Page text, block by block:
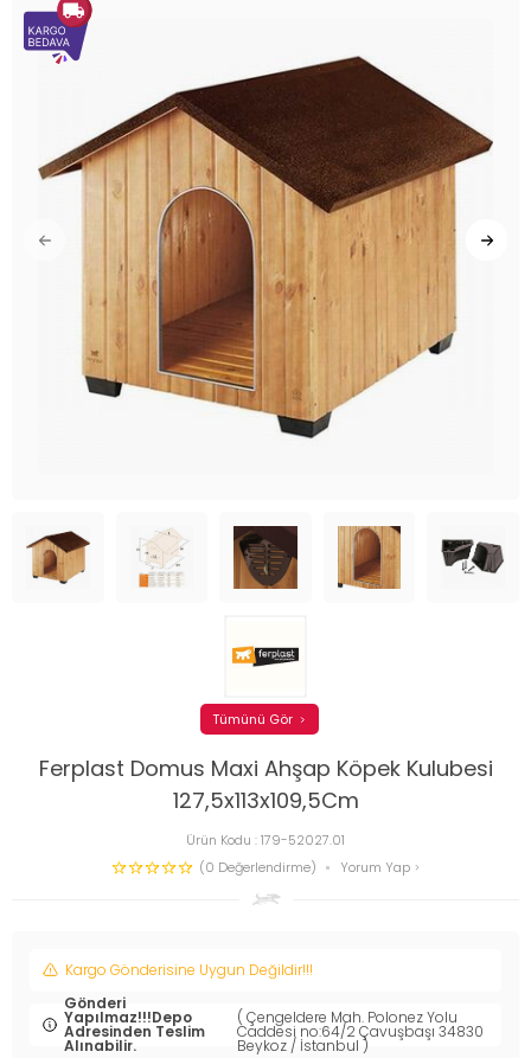
Ferplast Domus Maxi Ahşap Köpek Kulubesi
127,5x113x109,5Cm
Ürün Kodu :179-52027.01
(0 Değerlendirme)
Yorum Yap
Tümünü Gör
Kargo Gönderisine Uygun Değildir!!!
Gönderi
Yapılmaz!!!Depo
Adresinden Teslim
Alınabilir.
( Çengeldere Mah. Polonez Yolu
Caddesi no:64/2 Çavuşbaşı 34830
Beykoz / İstanbul )